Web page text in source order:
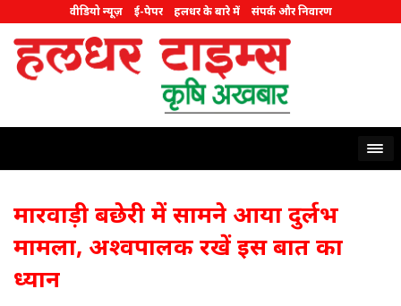
वीडियो न्यूज़ ई-पेपर हलधर के बारे में संपर्क और निवारण
मारवाड़ी बछेरी में सामने आया दुर्लभ
मामला, अश्वपालक रखें इस बात का
ध्यान